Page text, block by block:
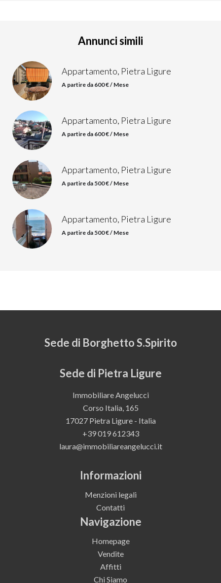
Annunci simili
Appartamento, Pietra Ligure
A partire da 600 € / Mese
Appartamento, Pietra Ligure
A partire da 600 € / Mese
Appartamento, Pietra Ligure
A partire da 500 € / Mese
Appartamento, Pietra Ligure
A partire da 500 € / Mese
Sede di Borghetto S.Spirito
Sede di Pietra Ligure
Immobiliare Angelucci
Corso Italia, 165
17027 Pietra Ligure - Italia
+39 019 612343
laura@immobiliareangelucci.it
Informazioni
Menzioni legali
Contatti
Navigazione
Homepage
Vendite
Affitti
Chi Siamo